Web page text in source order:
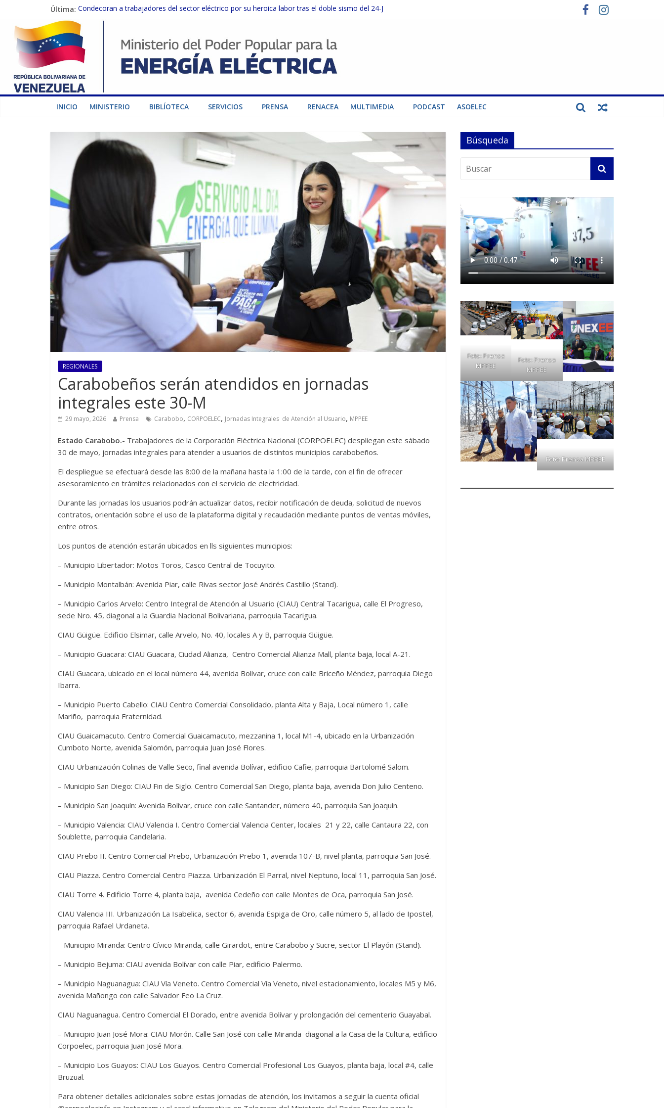
Última: Condecoran a trabajadores del sector eléctrico por su heroica labor tras el doble sismo del 24-J
Gobierno Nacional coordina acciones con el sector privado para fortalecer el SEN ante el «Súper Niño»
Inspeccionan trabajos de rehabilitación en instalaciones del SEN en Carabobo
Gobierno Nacional activa plan preventivo para fortalecer el SEN ante el fenómeno de El Niño
Termocarabobo recupera el 50% de su capacidad de generación para fortalecer el SEN
INICIO MINISTERIO BIBLÍOTECA SERVICIOS PRENSA RENACEA MULTIMEDIA PODCAST ASOELEC
REGIONALES
Carabobeños serán atendidos en jornadas
integrales este 30-M
29 mayo, 2026 Prensa Carabobo, CORPOELEC, Jornadas Integrales de Atención al Usuario, MPPEE
Estado Carabobo.- Trabajadores de la Corporación Eléctrica Nacional (CORPOELEC) despliegan este sábado
30 de mayo, jornadas integrales para atender a usuarios de distintos municipios carabobeños.
El despliegue se efectuará desde las 8:00 de la mañana hasta la 1:00 de la tarde, con el fin de ofrecer
asesoramiento en trámites relacionados con el servicio de electricidad.
Durante las jornadas los usuarios podrán actualizar datos, recibir notificación de deuda, solicitud de nuevos
contratos, orientación sobre el uso de la plataforma digital y recaudación mediante puntos de ventas móviles,
entre otros.
Los puntos de atención estarán ubicados en lls siguientes municipios:
– Municipio Libertador: Motos Toros, Casco Central de Tocuyito.
– Municipio Montalbán: Avenida Piar, calle Rivas sector José Andrés Castillo (Stand).
– Municipio Carlos Arvelo: Centro Integral de Atención al Usuario (CIAU) Central Tacarigua, calle El Progreso,
sede Nro. 45, diagonal a la Guardia Nacional Bolivariana, parroquia Tacarigua.
CIAU Güigüe. Edificio Elsimar, calle Arvelo, No. 40, locales A y B, parroquia Güigüe.
– Municipio Guacara: CIAU Guacara, Ciudad Alianza, Centro Comercial Alianza Mall, planta baja, local A-21.
CIAU Guacara, ubicado en el local número 44, avenida Bolívar, cruce con calle Briceño Méndez, parroquia Diego
Ibarra.
– Municipio Puerto Cabello: CIAU Centro Comercial Consolidado, planta Alta y Baja, Local número 1, calle
Mariño, parroquia Fraternidad.
CIAU Guaicamacuto. Centro Comercial Guaicamacuto, mezzanina 1, local M1-4, ubicado en la Urbanización
Cumboto Norte, avenida Salomón, parroquia Juan José Flores.
CIAU Urbanización Colinas de Valle Seco, final avenida Bolívar, edificio Cafie, parroquia Bartolomé Salom.
– Municipio San Diego: CIAU Fin de Siglo. Centro Comercial San Diego, planta baja, avenida Don Julio Centeno.
– Municipio San Joaquín: Avenida Bolívar, cruce con calle Santander, número 40, parroquia San Joaquín.
– Municipio Valencia: CIAU Valencia I. Centro Comercial Valencia Center, locales 21 y 22, calle Cantaura 22, con
Soublette, parroquia Candelaria.
CIAU Prebo II. Centro Comercial Prebo, Urbanización Prebo 1, avenida 107-B, nivel planta, parroquia San José.
CIAU Piazza. Centro Comercial Centro Piazza. Urbanización El Parral, nivel Neptuno, local 11, parroquia San José.
CIAU Torre 4. Edificio Torre 4, planta baja, avenida Cedeño con calle Montes de Oca, parroquia San José.
CIAU Valencia III. Urbanización La Isabelica, sector 6, avenida Espiga de Oro, calle número 5, al lado de Ipostel,
parroquia Rafael Urdaneta.
– Municipio Miranda: Centro Cívico Miranda, calle Girardot, entre Carabobo y Sucre, sector El Playón (Stand).
– Municipio Bejuma: CIAU avenida Bolívar con calle Piar, edificio Palermo.
– Municipio Naguanagua: CIAU Vía Veneto. Centro Comercial Vía Veneto, nivel estacionamiento, locales M5 y M6,
avenida Mañongo con calle Salvador Feo La Cruz.
CIAU Naguanagua. Centro Comercial El Dorado, entre avenida Bolívar y prolongación del cementerio Guayabal.
– Municipio Juan José Mora: CIAU Morón. Calle San José con calle Miranda diagonal a la Casa de la Cultura, edificio
Corpoelec, parroquia Juan José Mora.
– Municipio Los Guayos: CIAU Los Guayos. Centro Comercial Profesional Los Guayos, planta baja, local #4, calle
Bruzual.
Para obtener detalles adicionales sobre estas jornadas de atención, los invitamos a seguir la cuenta oficial
Búsqueda
Foto: Prensa
MPPEE
Foto: Prensa
MPPEE
Foto: Prensa MPPEE